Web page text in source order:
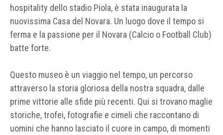
hospitality dello stadio Piola, è stata inaugurata la
nuovissima Casa del Novara. Un luogo dove il tempo si
ferma e la passione per il Novara (Calcio o Football Club)
batte forte.
Questo museo è un viaggio nel tempo, un percorso
attraverso la storia gloriosa della nostra squadra, dalle
prime vittorie alle sfide più recenti. Qui si trovano maglie
storiche, trofei, fotografie e cimeli che raccontano di
uomini che hanno lasciato il cuore in campo, di momenti